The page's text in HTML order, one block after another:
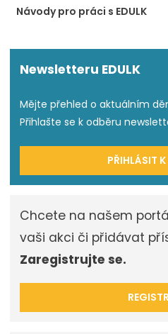
Návody pro práci s EDULK
Newsletteru EDULK
Mějte přehled o aktuálním
Přihlašte se k odběru
PŘIHLÁSIT
Chcete na našem
vaši akci či přidávat
Zaregistrujte se.